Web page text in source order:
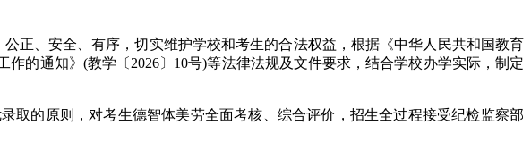
正、安全、有序，切实维护学校和考生的合法权益，根据《中华人民共和国教育
的通知》(教学〔2026〕10号)等法律法规及文件要求，结合学校办学实际，制定
取的原则，对考生德智体美劳全面考核、综合评价，招生全过程接受纪检监察部